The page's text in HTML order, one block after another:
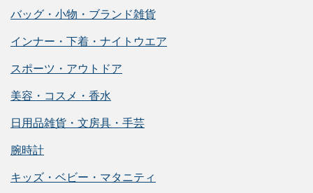
バッグ・小物・ブランド雑貨
インナー・下着・ナイトウエア
スポーツ・アウトドア
美容・コスメ・香水
日用品雑貨・文房具・手芸
腕時計
キッズ・ベビー・マタニティ